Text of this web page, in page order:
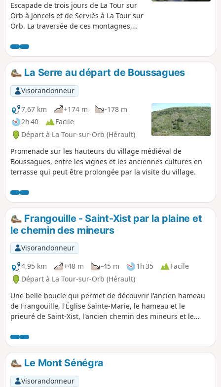
Escapade de trois jours de La Tour sur
Orb à Joncels et de Serviès à La Tour sur
Orb. La traversée de ces montagnes,
marcheur, réveilleront ses sens et lui
permettront de se plonger dans cet
univers naturel et bucolique. Aimer la
nature c'est aussi la respecter. Carpe
Diem : "Cueille le jour sans te soucier du
lendemain et sois moins crédule pour le
jour suivant".
La Serre au départ de Boussagues
Visorandonneur
7,67 km
+174 m
-178 m
2h 40
Facile
Départ à La Tour-sur-Orb (Hérault)
Promenade sur les hauteurs du village médiéval de
Boussagues, entre les vignes et les anciennes cultures en
terrasse qui peut être prolongée par la visite du village.
Frangouille - Saint-Xist par la plaine et
le chemin des mineurs
Visorandonneur
4,95 km
+48 m -45 m 1h 35
Facile
Départ à La Tour-sur-Orb (Hérault)
Une belle boucle qui permet de découvrir l'ancien hameau
de Frangouille, l'Église Sainte-Marie, le hameau et le
prieuré de Saint-Xist, l'ancien chemin des mineurs et le
Le Mont Sénégra
Visorandonneur